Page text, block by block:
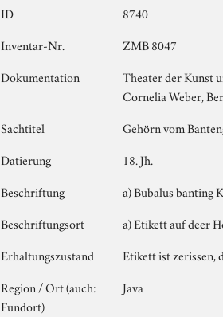
ID
8740
Inventar-Nr.
ZMB 8047
Dokumentation
Theater der Kunst
Cornelia Weber,
Sachtitel
Gehörn vom
Datierung
18. Jh.
Beschriftung
a) Bubalus banting
Beschriftungsort
a) Etikett auf deer
Erhaltungszustand
Etikett ist zerissen,
Region / Ort (auch:
Fundort)
Java